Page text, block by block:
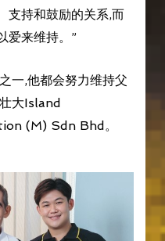
支持和鼓励的关系,而
爱来维持。”
一,他都会努力维持父
大Island
(M) Sdn Bhd。